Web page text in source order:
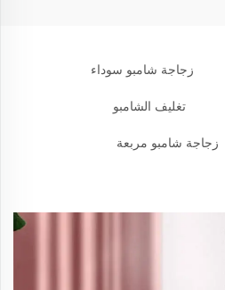
زجاجة شامبو سوداء
تغليف الشامبو
زجاجة شامبو مربعة